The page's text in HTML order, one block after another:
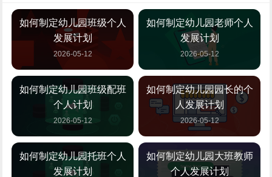
如何制定幼儿园班级个人
发展计划
2026-05-12
如何制定幼儿园老师个人
发展计划
2026-05-12
如何制定幼儿园班级配班
个人计划
2026-05-12
如何制定幼儿园园长的个
人发展计划
2026-05-12
如何制定幼儿园托班个人
发展计划
如何制定幼儿园大班教师
个人发展计划